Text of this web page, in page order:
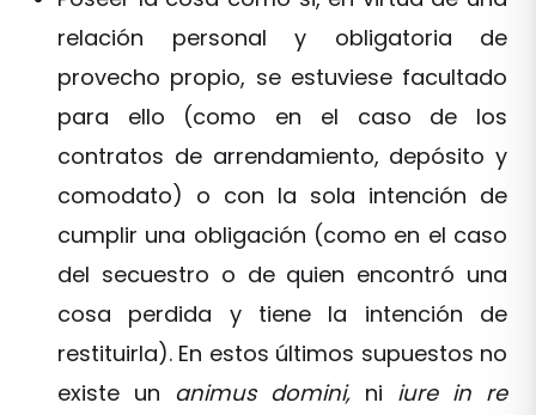
relación personal y obligatoria de
provecho propio, se estuviese facultado
para ello (como en el caso de los
contratos de arrendamiento, depósito y
comodato) o con la sola intención de
cumplir una obligación (como en el caso
del secuestro o de quien encontró una
cosa perdida y tiene la intención de
restituirla). En estos últimos supuestos no
existe un animus domini, ni iure in re